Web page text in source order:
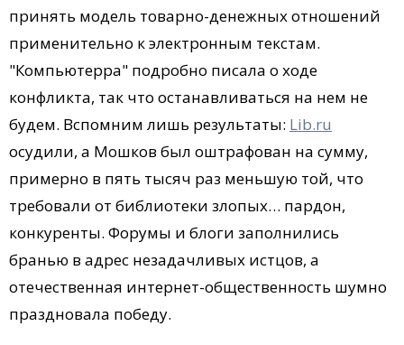
принять модель товарно-денежных отношений
применительно к электронным текстам.
"Компьютерра" подробно писала о ходе
конфликта, так что останавливаться на нем не
будем. Вспомним лишь результаты: Lib.ru
осудили, а Мошков был оштрафован на сумму,
примерно в пять тысяч раз меньшую той, что
требовали от библиотеки злопых… пардон,
конкуренты. Форумы и блоги заполнились
бранью в адрес незадачливых истцов, а
отечественная интернет-общественность шумно
праздновала победу.